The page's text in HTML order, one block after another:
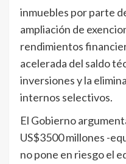
inmuebles por parte
ampliación de
rendimientos
acelerada del saldo
inversiones y la
internos selectivos.
El Gobierno
US$3500 millones -
no pone en riesgo el